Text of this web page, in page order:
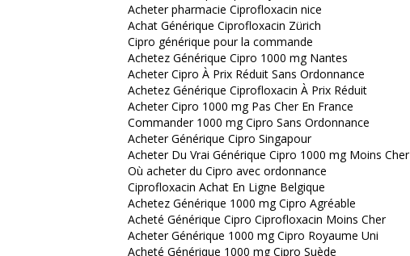
Acheter pharmacie Ciprofloxacin nice
Achat Générique Ciprofloxacin Zürich
Cipro générique pour la commande
Achetez Générique Cipro 1000 mg Nantes
Acheter Cipro À Prix Réduit Sans Ordonnance
Achetez Générique Ciprofloxacin À Prix Réduit
Acheter Cipro 1000 mg Pas Cher En France
Commander 1000 mg Cipro Sans Ordonnance
Acheter Générique Cipro Singapour
Acheter Du Vrai Générique Cipro 1000 mg Moins Cher
Où acheter du Cipro avec ordonnance
Ciprofloxacin Achat En Ligne Belgique
Achetez Générique 1000 mg Cipro Agréable
Acheté Générique Cipro Ciprofloxacin Moins Cher
Acheter Générique 1000 mg Cipro Royaume Uni
Acheté Générique 1000 mg Cipro Suède